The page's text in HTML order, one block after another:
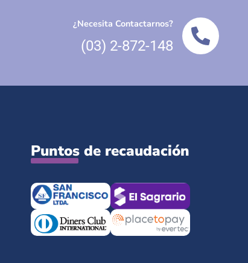
¿Necesita Contactarnos?
(03) 2-872-148
Puntos de recaudación